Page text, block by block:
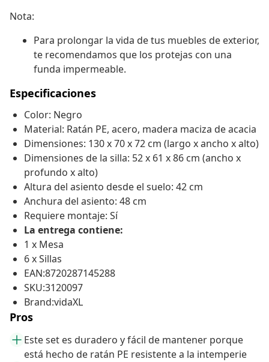
Nota:
Para prolongar la vida de tus muebles de exterior,
te recomendamos que los protejas con una
funda impermeable.
Especificaciones
Color: Negro
Material: Ratán PE, acero, madera maciza de acacia
Dimensiones: 130 x 70 x 72 cm (largo x ancho x alto)
Dimensiones de la silla: 52 x 61 x 86 cm (ancho x
profundo x alto)
Altura del asiento desde el suelo: 42 cm
Anchura del asiento: 48 cm
Requiere montaje: Sí
La entrega contiene:
1 x Mesa
6 x Sillas
EAN:8720287145288
SKU:3120097
Brand:vidaXL
Pros
Este set es duradero y fácil de mantener porque
está hecho de ratán PE resistente a la intemperie